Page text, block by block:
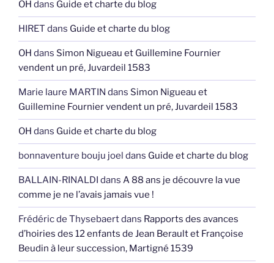
HIRETdansGuide et charte du blog
OHdansSimon Nigueau et Guillemine Fournier
Marie laure MARTINdansSimon Nigueau et
OHdansGuide et charte du blog
bonnaventure bouju joel dansGuide et charte du blog
BALLAIN-RINALDIdans A 88 ans je découvre la vue
Frédéric de ThysebaertdansRapports des avances
Beudin à leur succession, Martigné 1539
OHdans Le dernier meunier des Gobelets encore en